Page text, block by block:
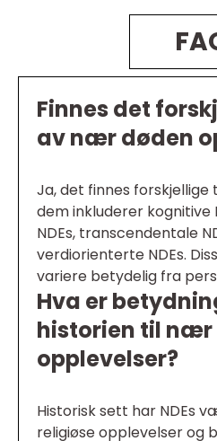
Finnes det
av nær døden
Ja, det finnes forskjellige
dem inkluderer kognitive
NDEs, transcendentale
verdiorienterte NDEs.
variere betydelig fra
Hva er
historien til nær
opplevelser?
Historisk sett har NDEs
religiøse opplevelser og